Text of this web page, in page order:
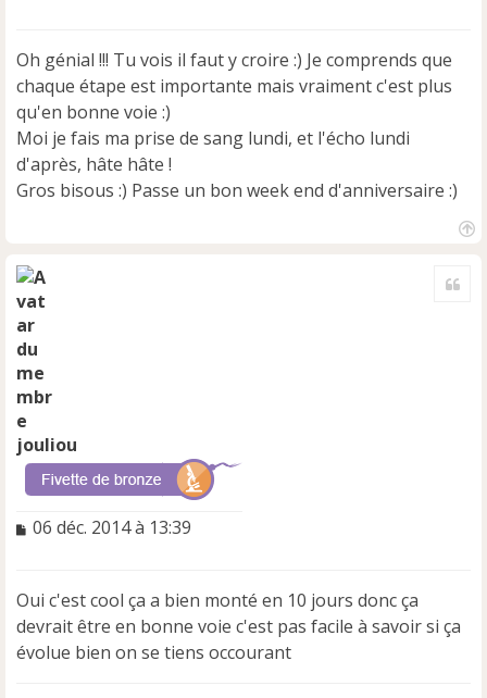
s
a
g
e
n
o
n
l
Oh génial !!! Tu vois il faut y croire :) Je comprends que
chaque étape est importante mais vraiment c'est plus
qu'en bonne voie :)
Moi je fais ma prise de sang lundi, et l'écho lundi
d'après, hâte hâte !
Gros bisous :) Passe un bon week end d'anniversaire :)
jouliou
M
a
g
e
06 déc. 2014 à 13:39
Oui c'est cool ça a bien monté en 10 jours donc ça
devrait être en bonne voie c'est pas facile à savoir si ça
évolue bien on se tiens occourant